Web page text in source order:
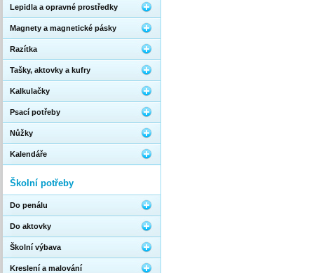
Lepidla a opravné prostředky
Magnety a magnetické pásky
Razítka
Tašky, aktovky a kufry
Kalkulačky
Psací potřeby
Nůžky
Kalendáře
Školní potřeby
Do penálu
Do aktovky
Školní výbava
Kreslení a malování